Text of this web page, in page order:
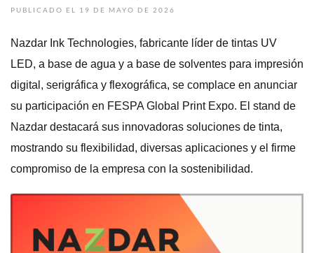
PUBLICADO EL 19 DE MAYO DE 2026
Nazdar Ink Technologies, fabricante líder de tintas UV
LED, a base de agua y a base de solventes para impresión
digital, serigráfica y flexográfica, se complace en anunciar
su participación en FESPA Global Print Expo. El stand de
Nazdar destacará sus innovadoras soluciones de tinta,
mostrando su flexibilidad, diversas aplicaciones y el firme
compromiso de la empresa con la sostenibilidad.